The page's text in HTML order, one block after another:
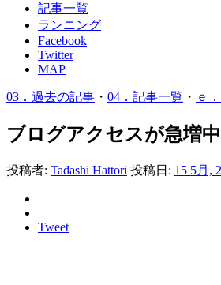
記事一覧
ランニング
Facebook
Twitter
MAP
03．過去の記事 ・ 04．記事一覧 ・ ｅ
ブログアクセスが急増中
投稿者: Tadashi Hattori 投稿日: 15 5月,
Tweet